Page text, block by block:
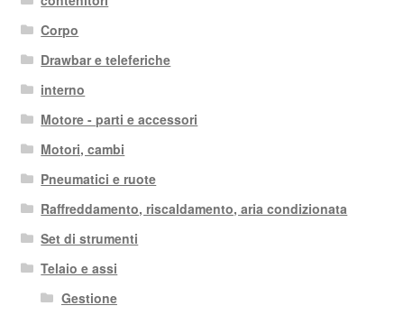
Corpo
Drawbar e teleferiche
interno
Motore - parti e accessori
Motori, cambi
Pneumatici e ruote
Raffreddamento, riscaldamento, aria condizionata
Set di strumenti
Telaio e assi
Gestione